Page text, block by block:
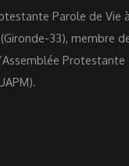
Parole de Vie à
33), membre
Protestante